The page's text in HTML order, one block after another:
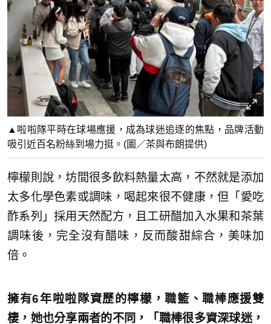
▲啦啦隊平時在球場應援，成為球迷追逐的焦點，品牌活動
吸引近百名粉絲到場力挺。(圖／茶與布朗提供)
檸檬則說，坊間很多飲料熱量太高，不然就是添加
太多化學色素或調味，喝起來很不健康，但「愛吃
酢系列」採用天然配方，且工研醋加入水果和茶葉
調味後，完全沒有醋味，反而酸甜綜合，美味加
倍。
擁有6年啦啦隊資歷的檸檬，職籃、職棒應援雙
棲，她也分享兩者的不同，「職棒很多資深球迷，